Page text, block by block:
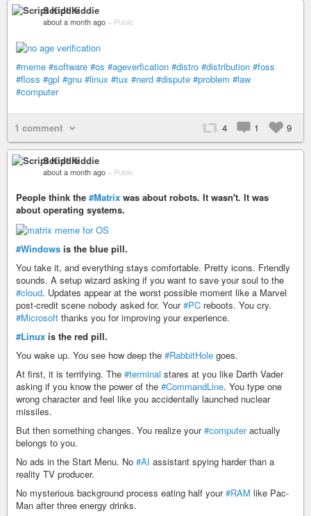
Script Kiddie
about a month ago – Public
#meme #software #os #ageverfication #distro #distribution #foss
#floss #gpl #gnu #linux #tux #nerd #dispute #problem #law
#computer
1 comment 4 1 9
Script Kiddie
about a month ago – Public
People think the #Matrix was about robots. It wasn't. It was
about operating systems.
#Windows is the blue pill.
You take it, and everything stays comfortable. Pretty icons. Friendly
sounds. A setup wizard asking if you want to save your soul to the
#cloud. Updates appear at the worst possible moment like a Marvel
post-credit scene nobody asked for. Your#PC reboots. You cry.
#Microsoft thanks you for improving your experience.
#Linux is the red pill.
You wake up. You see how deep the #RabbitHole goes.
At first, it is terrifying. The #terminal stares at you like Darth Vader
asking if you know the power of the #CommandLine. You type one
wrong character and feel like you accidentally launched nuclear
missiles.
But then something changes. You realize your#computeractually
belongs to you.
No ads in the Start Menu. No #AI assistant spying harder than a
reality TV producer.
No mysterious background process eating half your#RAM like Pac-
Man after three energy drinks.